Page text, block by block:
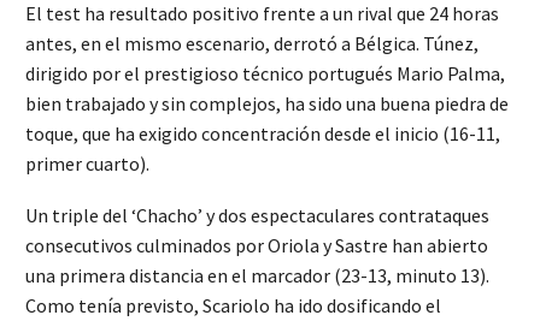
El test ha resultado positivo frente a un rival que 24 horas
antes, en el mismo escenario, derrotó a Bélgica. Túnez,
dirigido por el prestigioso técnico portugués Mario Palma,
bien trabajado y sin complejos, ha sido una buena piedra de
toque, que ha exigido concentración desde el inicio (16-11,
primer cuarto).
Un triple del ‘Chacho’ y dos espectaculares contrataques
consecutivos culminados por Oriola y Sastre han abierto
una primera distancia en el marcador (23-13, minuto 13).
Como tenía previsto, Scariolo ha ido dosificando el